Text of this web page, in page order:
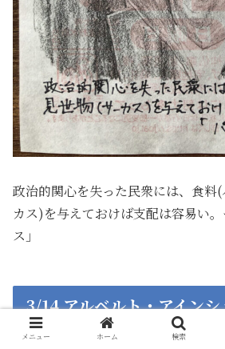
政治的関心を失った民衆には、食料
カス)を与えておけば支配は容易い
ス」
3/14 アルベルト・アイン
物理学者）
メニュー ホーム 検索